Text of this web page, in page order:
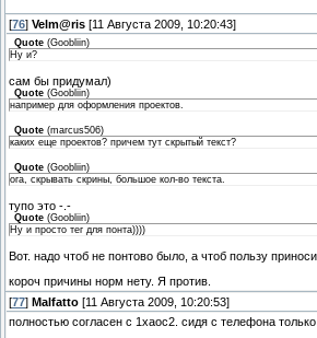
[76] Velm@ris [11 Августа 2009, 10:20:43]
Quote (Goobliin)
Ну и?
сам бы придумал)
Quote (Goobliin)
например для оформления проектов.
Quote (marcus506)
каких еще проектов? причем тут скрытый текст?
Quote (Goobliin)
ога, скрывать скрины, большое кол-во текста.
тупо это -.-
Quote (Goobliin)
Ну и просто тег для понта))))
Вот. надо чтоб не понтово было, а чтоб пользу
короч причины норм нету. Я против.
[77] Malfatto [11 Августа 2009, 10:20:53]
полностью согласен с 1хаос2. сидя с телефона